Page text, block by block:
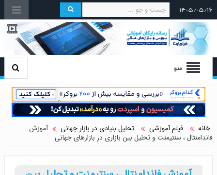
۱۴۰۵/۰۵/۱۶
منو
خانه فیلم آموزشی تحلیل بنیادی در بازار جهانی
آموزش
فاندامنتال ، سنتیمنت و تحلیل بین بازاری در بازارهای جهانی